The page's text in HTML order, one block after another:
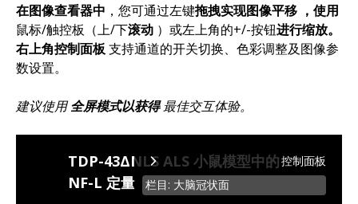
在图像查看器中 ，您可通过左键拖拽实现图像平移 ，使用
鼠标/触控板（上/下滚动 ）或左上角的+/-按钮进行缩放。
右上角控制面板支持通道的开关切换、色彩调整及图像参
数设置。
建议使用全屏模式以获得最佳交互体验。
TDP-43ΔNLS ALS 小鼠模型中的
NF-L 定量
控制面板
栏目: 大脑冠状面